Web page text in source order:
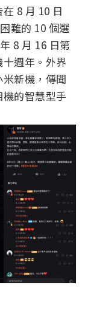
8 月 10 日
難的 10 個選
8 月 16 日第
週年。外界
新機，傳聞
的智慧型手